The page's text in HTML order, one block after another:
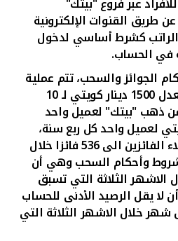
طريق القنوات الإلكترونية
الراتب كشرط أساسي لدخول
في الحساب.
الجوائز والسحب، تتم عملية
السحب على 10 جوائز بمعدل 1500 دينار كويتي لـ 10
و1 كيلو من ذهب "بيتك" لعميل واحد
دينار كويتي لعميل واحد كل ربع سنة،
وبذلك يصل مجموع العملاء الفائزين الى 536 فائزا خلال
شروط وأحكام السحب وهي أن
خلال الاشهر الثلاثة التي تسبق
لا يقل الرصيد الأدنى للحساب
كل شهر خلال الاشهر الثلاثة التي